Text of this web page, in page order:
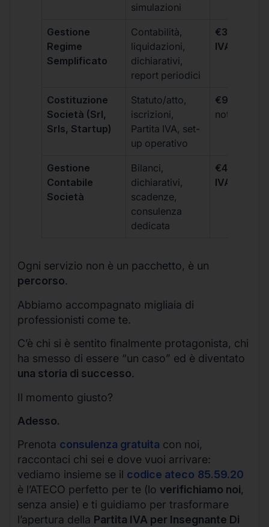
simulazioni
Gestione
Regime
Semplificato
Contabilità,
liquidazioni,
dichiarativi,
report periodici
€300 +
IVA/
Costituzione
Società (Srl,
Srls, Startup)
Statuto/atto,
iscrizioni,
Partita IVA, set-
up operativo
€99 + IVA
notarili
Gestione
Contabile
Società
Bilanci,
dichiarativi,
scadenze,
consulenza
dedicata
€499 +
IVA/
Ogni servizio non è un pacchetto, è un
percorso.
Abbiamo accompagnato migliaia di
professionisti come te.
C’è chi si è sentito finalmente protagonista, chi
ha smesso di essere “un caso” ed è diventato
una storia di successo.
Il momento giusto?
Adesso.
Prenota consulenza gratuita con noi,
raccontaci chi sei e dove vuoi arrivare:
vediamo insieme se il codice ateco 85.59.20
è l’ATECO perfetto per te (lo verifichiamo noi,
senza ansie) e ti guidiamo per trasformare
l’apertura della Partita IVA per Insegnante Di